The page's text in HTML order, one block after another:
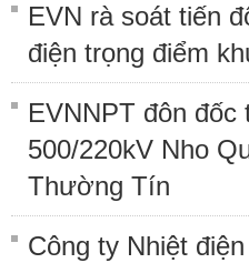
EVN rà soát tiến
điện trọng điểm
EVNNPT đôn
500/220kV Nho
Thường Tín
Công ty Nhiệt